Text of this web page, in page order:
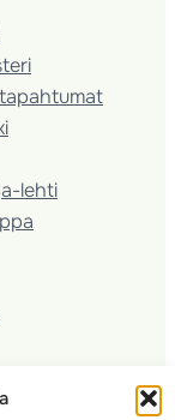
lehti